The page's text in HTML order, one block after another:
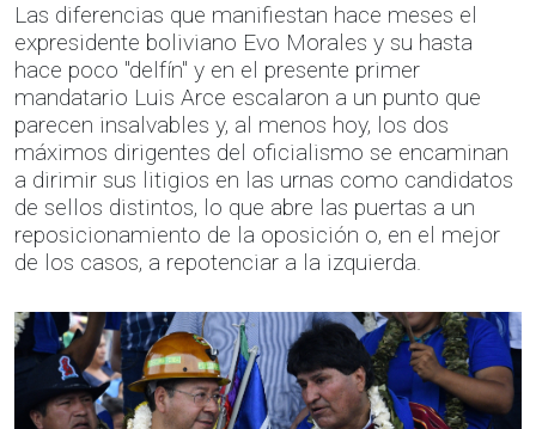
Las diferencias que manifiestan hace meses el
expresidente boliviano Evo Morales y su hasta
hace poco "delfín" y en el presente primer
mandatario Luis Arce escalaron a un punto que
parecen insalvables y, al menos hoy, los dos
máximos dirigentes del oficialismo se encaminan
a dirimir sus litigios en las urnas como candidatos
de sellos distintos, lo que abre las puertas a un
reposicionamiento de la oposición o, en el mejor
de los casos, a repotenciar a la izquierda.